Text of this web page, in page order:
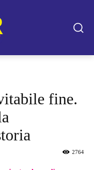
fine.
2764